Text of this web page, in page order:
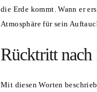
die Erde kommt. Wann er
Atmosphäre für sein
Rücktritt
Mit diesen Worten